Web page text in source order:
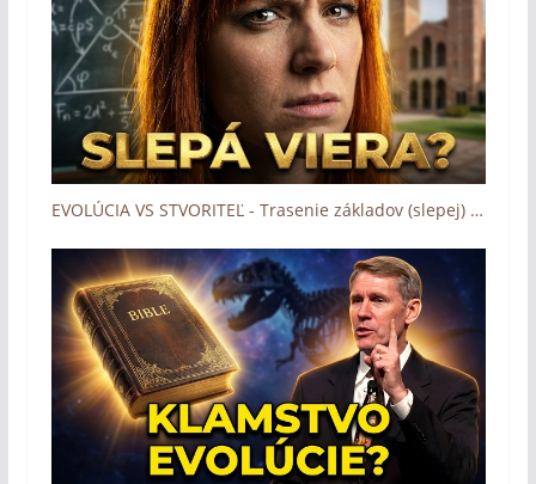
EVOLÚCIA VS STVORITEĽ - Trasenie základov (slepej) viery? (Ray Comfort)